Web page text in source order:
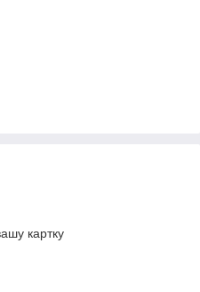
картку